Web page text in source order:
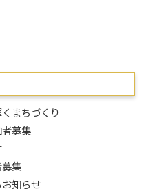
まちづくり
募集
集
知らせ